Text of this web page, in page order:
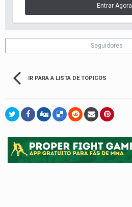
Entrar Agora
Seguidores
IR PARA A LISTA DE TÓPICOS